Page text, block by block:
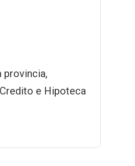
provincia,
e Hipoteca